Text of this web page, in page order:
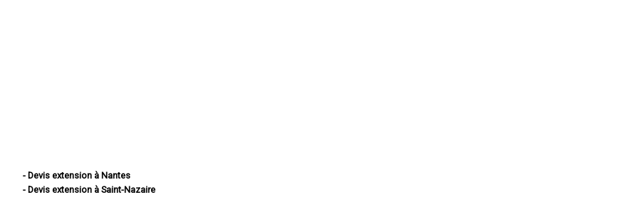
- Devis extension à Nantes
- Devis extension à Saint-Nazaire